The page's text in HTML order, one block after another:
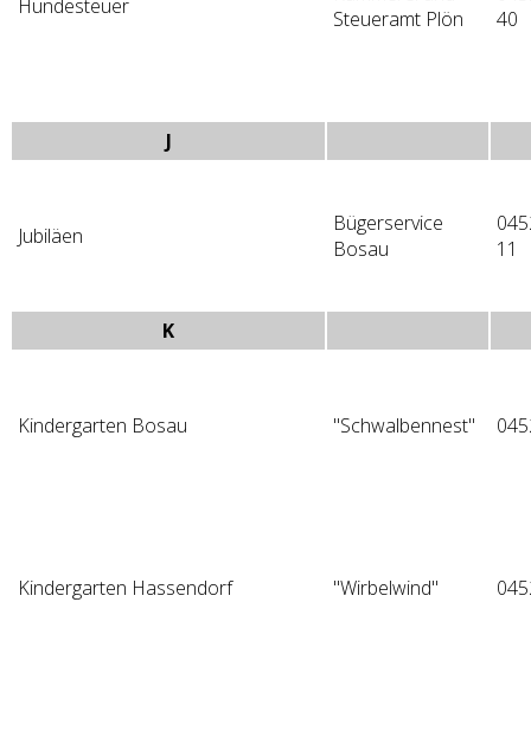
Hundesteuer
Steueramt Plön
40
J
Jubiläen
Bügerservice
Bosau
11
K
Kindergarten Bosau "Schwalbennest"
Kindergarten Hassendorf "Wirbelwind"